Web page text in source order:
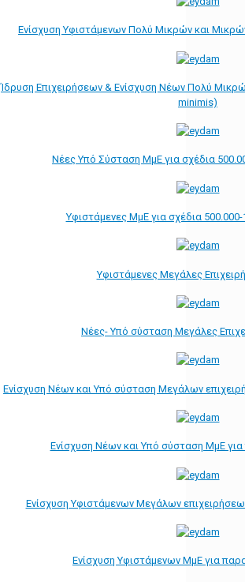
Ενίσχυση Υφιστάμενων Πολύ Μικρών και
Ίδρυση Επιχειρήσεων & Ενίσχυση Νέων Πολύ
minimis)
Νέες Υπό Σύσταση ΜμΕ για σχέδια
Υφιστάμενες ΜμΕ για σχέδια
Υφιστάμενες Μεγάλες
Νέες- Υπό σύσταση Μεγάλες
Ενίσχυση Νέων και Υπό σύσταση Μεγάλων
Ενίσχυση Νέων και Υπό σύσταση ΜμΕ
Ενίσχυση Υφιστάμενων Μεγάλων
Ενίσχυση Υφιστάμενων ΜμΕ για